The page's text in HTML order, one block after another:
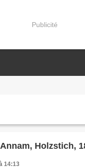
Publicité
Holzstich,
14:13